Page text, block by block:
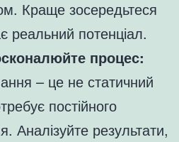
Краще зосередьтеся
реальний потенціал.
процес:
– це не статичний
постійного
Аналізуйте результати,